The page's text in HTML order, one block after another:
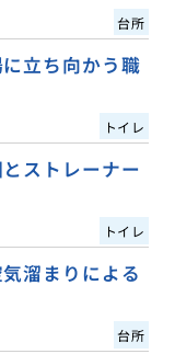
台所
立ち向かう職
トイレ
ストレーナー
トイレ
溜まりによる
台所